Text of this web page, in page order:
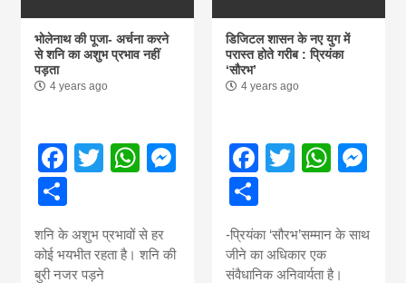
भोलेनाथ की पूजा- अर्चना करने
से शनि का अशुभ प्रभाव नहीं
पड़ता
4 years ago
Facebook
TwitterWhatsApp
Messenger
शनि के अशुभ प्रभावों से हर
कोई भयभीत रहता है। शनि की
बुरी नजर पड़ने
डिजिटल शासन के नए युग में
परास्त होते गरीब : प्रियंका
‘सौरभ’
4 years ago
Facebook
Twitter
Share
-प्रियंका ‘सौरभ’सम्मान के साथ
जीने का अधिकार एक
संवैधानिक अनिवार्यता है।